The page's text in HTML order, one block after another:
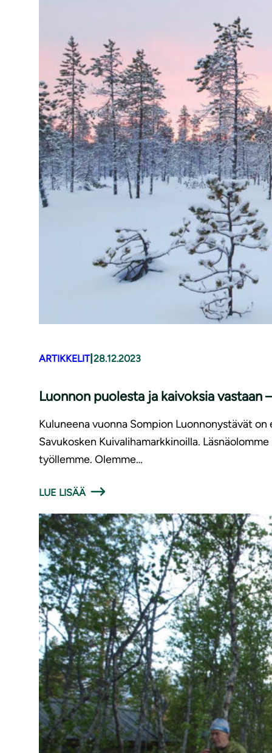
ARTIKKELIT| 28.12.2023
Luonnon puolesta ja kaivoksia vastaan
Kuluneena vuonna Sompion Luonnonystävät
Savukosken Kuivalihamarkkinoilla.
työllemme. Olemme…
LUE LISÄÄ